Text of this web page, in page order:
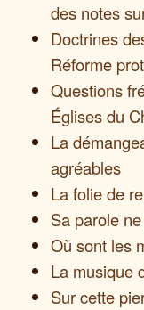
des notes
Doctrines
Réforme
Questions
Églises du
La
agréables
La folie de
Sa parole
Où sont les
La musique
Sur cette